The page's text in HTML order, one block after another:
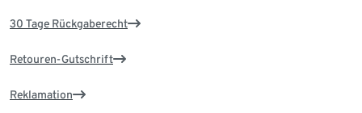
30 Tage Rückgaberecht
Retouren-Gutschrift
Reklamation